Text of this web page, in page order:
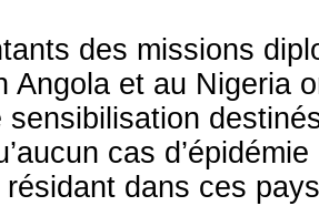
des missions
Angola et au Nigeria
sensibilisation
cas
dans ces